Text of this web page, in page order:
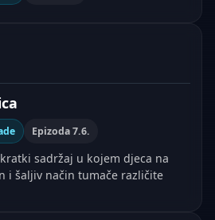
Epizoda 7.6.
sadržaj u kojem djeca na
i šaljiv način tumače različite